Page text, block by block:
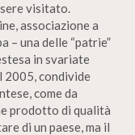
visitato.
associazione a
– una delle “patrie”
in svariate
2005, condivide
come da
prodotto di qualità
di un paese, ma il